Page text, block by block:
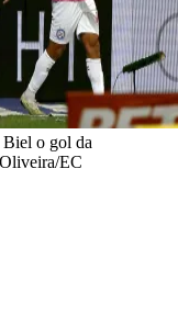
Biel o gol da
EC